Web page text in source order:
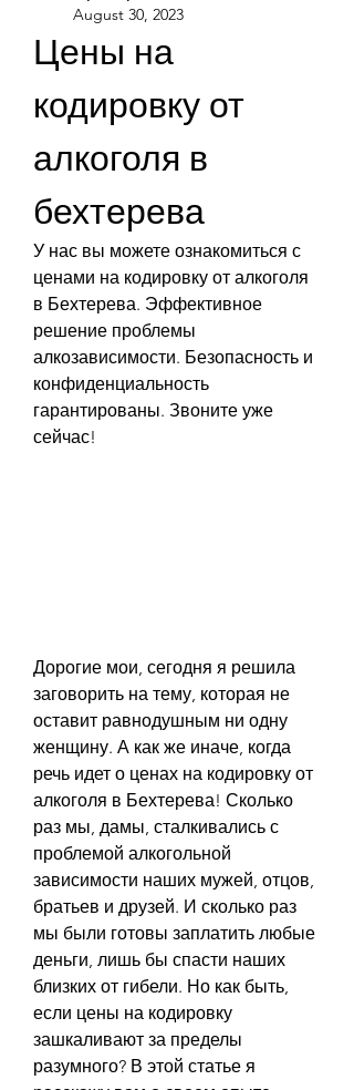
August 30, 2023
Цены на
кодировку от
алкоголя в
бехтерева
У нас вы можете ознакомиться с
ценами на кодировку от алкоголя
в Бехтерева. Эффективное
решение проблемы
алкозависимости. Безопасность и
конфиденциальность
гарантированы. Звоните уже
сейчас!
Дорогие мои, сегодня я решила
заговорить на тему, которая не
оставит равнодушным ни одну
женщину. А как же иначе, когда
речь идет о ценах на кодировку от
алкоголя в Бехтерева! Сколько
раз мы, дамы, сталкивались с
проблемой алкогольной
зависимости наших мужей, отцов,
братьев и друзей. И сколько раз
мы были готовы заплатить любые
деньги, лишь бы спасти наших
близких от гибели. Но как быть,
если цены на кодировку
зашкаливают за пределы
разумного? В этой статье я